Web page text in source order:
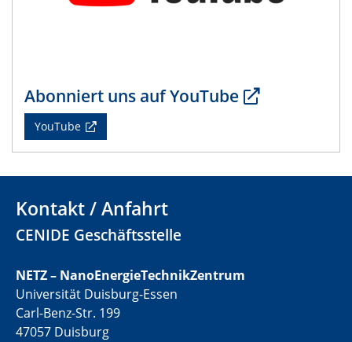
Abonniert uns auf YouTube
YouTube
Kontakt / Anfahrt
CENIDE Geschäftsstelle
NETZ – NanoEnergieTechnikZentrum
Universität Duisburg-Essen
Carl-Benz-Str. 199
47057 Duisburg